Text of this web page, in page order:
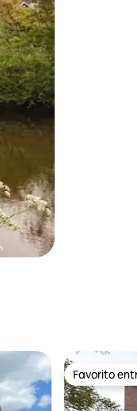
Favorito
Favorito